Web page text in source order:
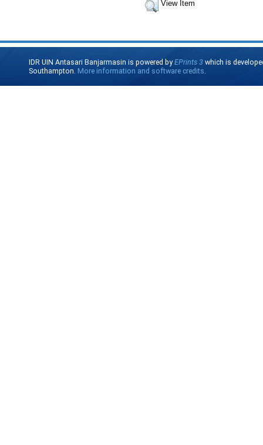
View Item
IDR UIN Antasari Banjarmasin is powered byEPrints 3 which is
Southampton. More information and software credits.